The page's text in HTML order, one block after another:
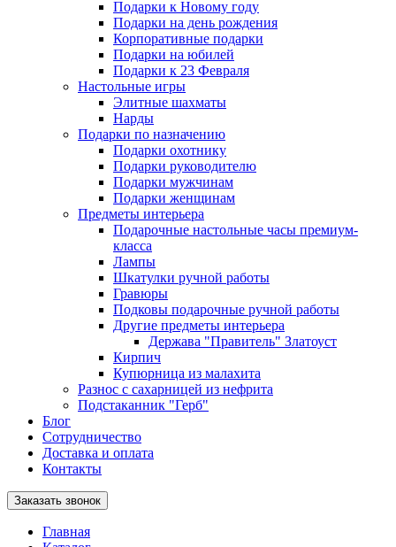
Подарки к Новому году
Подарки на день рождения
Корпоративные подарки
Подарки на юбилей
Подарки к 23 Февраля
Настольные игры
Элитные шахматы
Нарды
Подарки по назначению
Подарки охотнику
Подарки руководителю
Подарки мужчинам
Подарки женщинам
Предметы интерьера
Подарочные настольные часы премиум-
класса
Лампы
Шкатулки ручной работы
Гравюры
Подковы подарочные ручной работы
Другие предметы интерьера
Держава "Правитель" Златоуст
Кирпич
Купюрница из малахита
Разнос с сахарницей из нефрита
Подстаканник "Герб"
Блог
Сотрудничество
Доставка и оплата
Контакты
Заказать звонок
Главная